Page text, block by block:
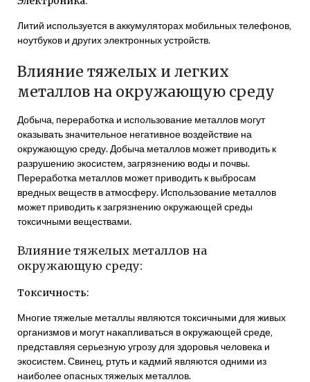
Литий используется в аккумуляторах мобильных телефонов‚
ноутбуков и других электронных устройств.
Влияние тяжелых и легких
металлов на окружающую среду
Добыча‚ переработка и использование металлов могут
оказывать значительное негативное воздействие на
окружающую среду. Добыча металлов может приводить к
разрушению экосистем‚ загрязнению воды и почвы.
Переработка металлов может приводить к выбросам
вредных веществ в атмосферу. Использование металлов
может приводить к загрязнению окружающей среды
токсичными веществами.
Влияние тяжелых металлов на
окружающую среду:
Токсичность:
Многие тяжелые металлы являются токсичными для живых
организмов и могут накапливаться в окружающей среде‚
представляя серьезную угрозу для здоровья человека и
экосистем. Свинец‚ ртуть и кадмий являются одними из
наиболее опасных тяжелых металлов.